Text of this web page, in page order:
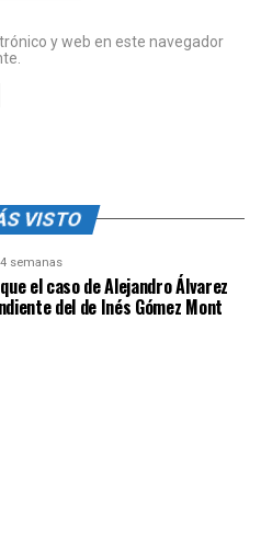
y web en este navegador
VISTO
semanas
el caso de Alejandro Álvarez
del de Inés Gómez Mont